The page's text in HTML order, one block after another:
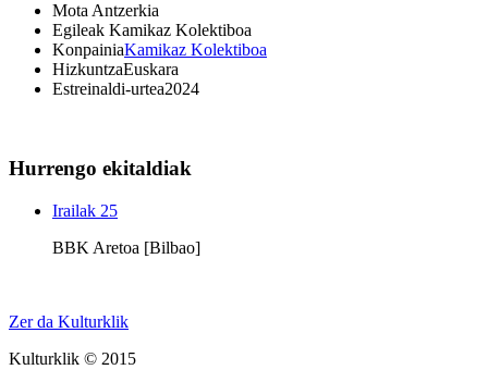
Mota Antzerkia
Egileak Kamikaz Kolektiboa
KonpainiaKamikaz Kolektiboa
HizkuntzaEuskara
Estreinaldi-urtea2024
Hurrengo ekitaldiak
Irailak 25
BBK Aretoa [Bilbao]
Zer da Kulturklik
Kulturklik © 2015